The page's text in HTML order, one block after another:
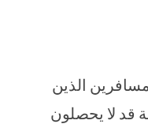
الذين
قد لا يحصلون